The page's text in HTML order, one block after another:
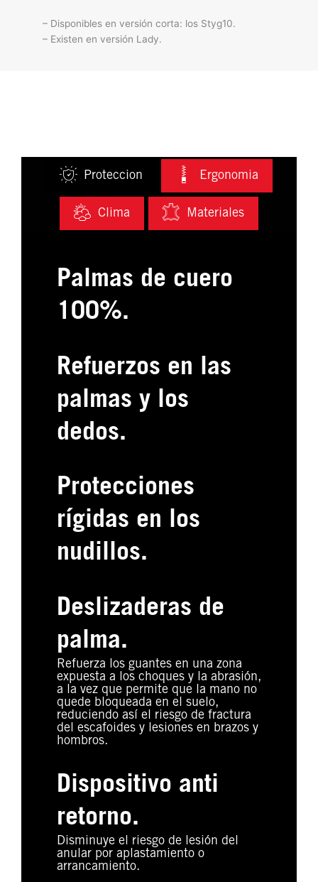
– Disponibles en versión corta: los Styg10.
– Existen en versión Lady.
Proteccion Ergonomia
Clima Materiales
Palmas de cuero
100%.
Refuerzos en las
palmas y los
dedos.
Protecciones
rígidas en los
nudillos.
Deslizaderas de
palma.
Refuerza los guantes en una zona
expuesta a los choques y la abrasión,
a la vez que permite que la mano no
quede bloqueada en el suelo,
reduciendo así el riesgo de fractura
del escafoides y lesiones en brazos y
hombros.
Dispositivo anti
retorno.
Disminuye el riesgo de lesión del
anular por aplastamiento o
arrancamiento.